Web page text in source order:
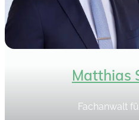
Matthias
Fachanwalt